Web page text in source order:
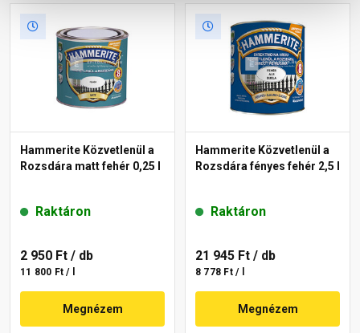
Hammerite Közvetlenül a
Rozsdára matt fehér 0,25 l
Raktáron
2 950 Ft / db
11 800 Ft / l
Megnézem
Hammerite Közvetlenül a
Rozsdára fényes fehér 2,5 l
Raktáron
21 945 Ft / db
8 778 Ft / l
Megnézem